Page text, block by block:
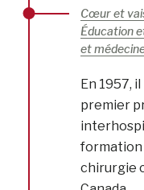
Cœur et
Éducation
et
En 1957,
premier
chirurgie